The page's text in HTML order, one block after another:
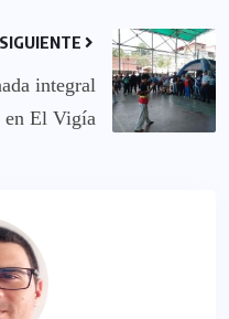
SIGUIENTE
integral
en El Vigía